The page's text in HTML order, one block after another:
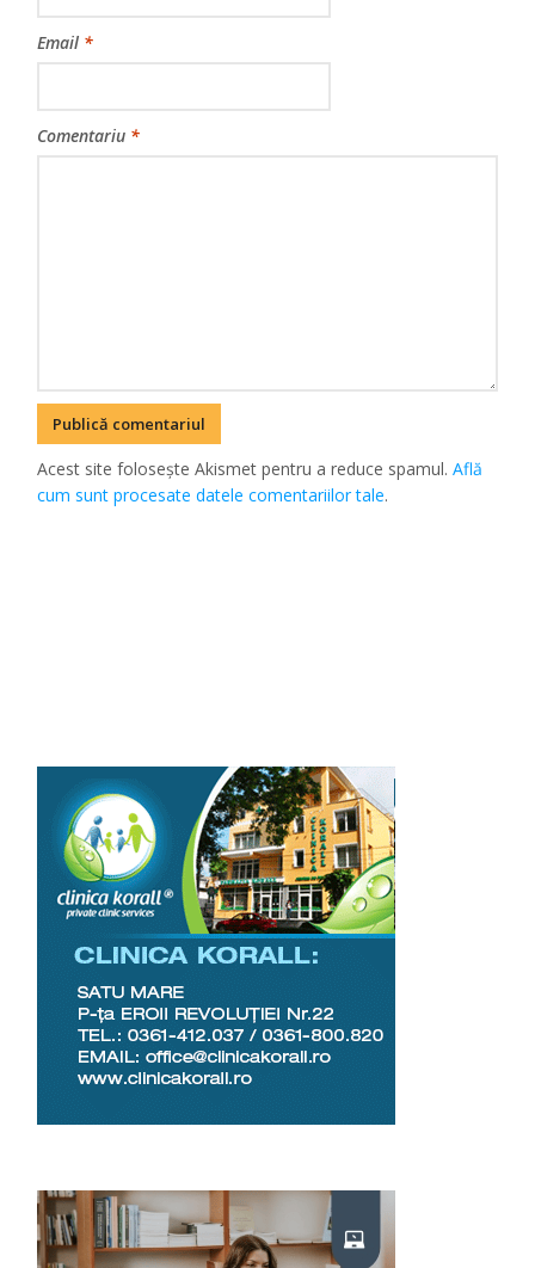
Email *
Comentariu *
Acest site folosește Akismet pentru a reduce spamul.Află
cum sunt procesate datele comentariilor tale.